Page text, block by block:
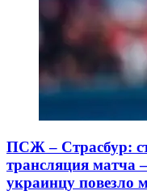
ПСЖ – Страсбур:
трансляция матча
украинцу повезло